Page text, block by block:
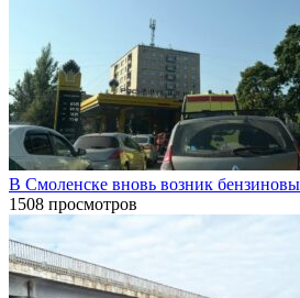
В Смоленске вновь возник
1508 просмотров